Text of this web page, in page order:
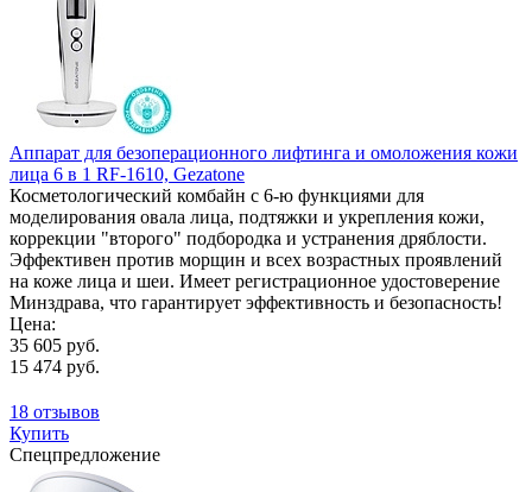
Аппарат для безоперационного лифтинга и омоложения кожи
лица 6 в 1 RF-1610, Gezatone
Косметологический комбайн с 6-ю функциями для
моделирования овала лица, подтяжки и укрепления кожи,
коррекции "второго" подбородка и устранения дряблости.
Эффективен против морщин и всех возрастных проявлений
на коже лица и шеи. Имеет регистрационное удостоверение
Минздрава, что гарантирует эффективность и безопасность!
Цена:
35 605 руб.
15 474 руб.
18 отзывов
Купить
Спецпредложение